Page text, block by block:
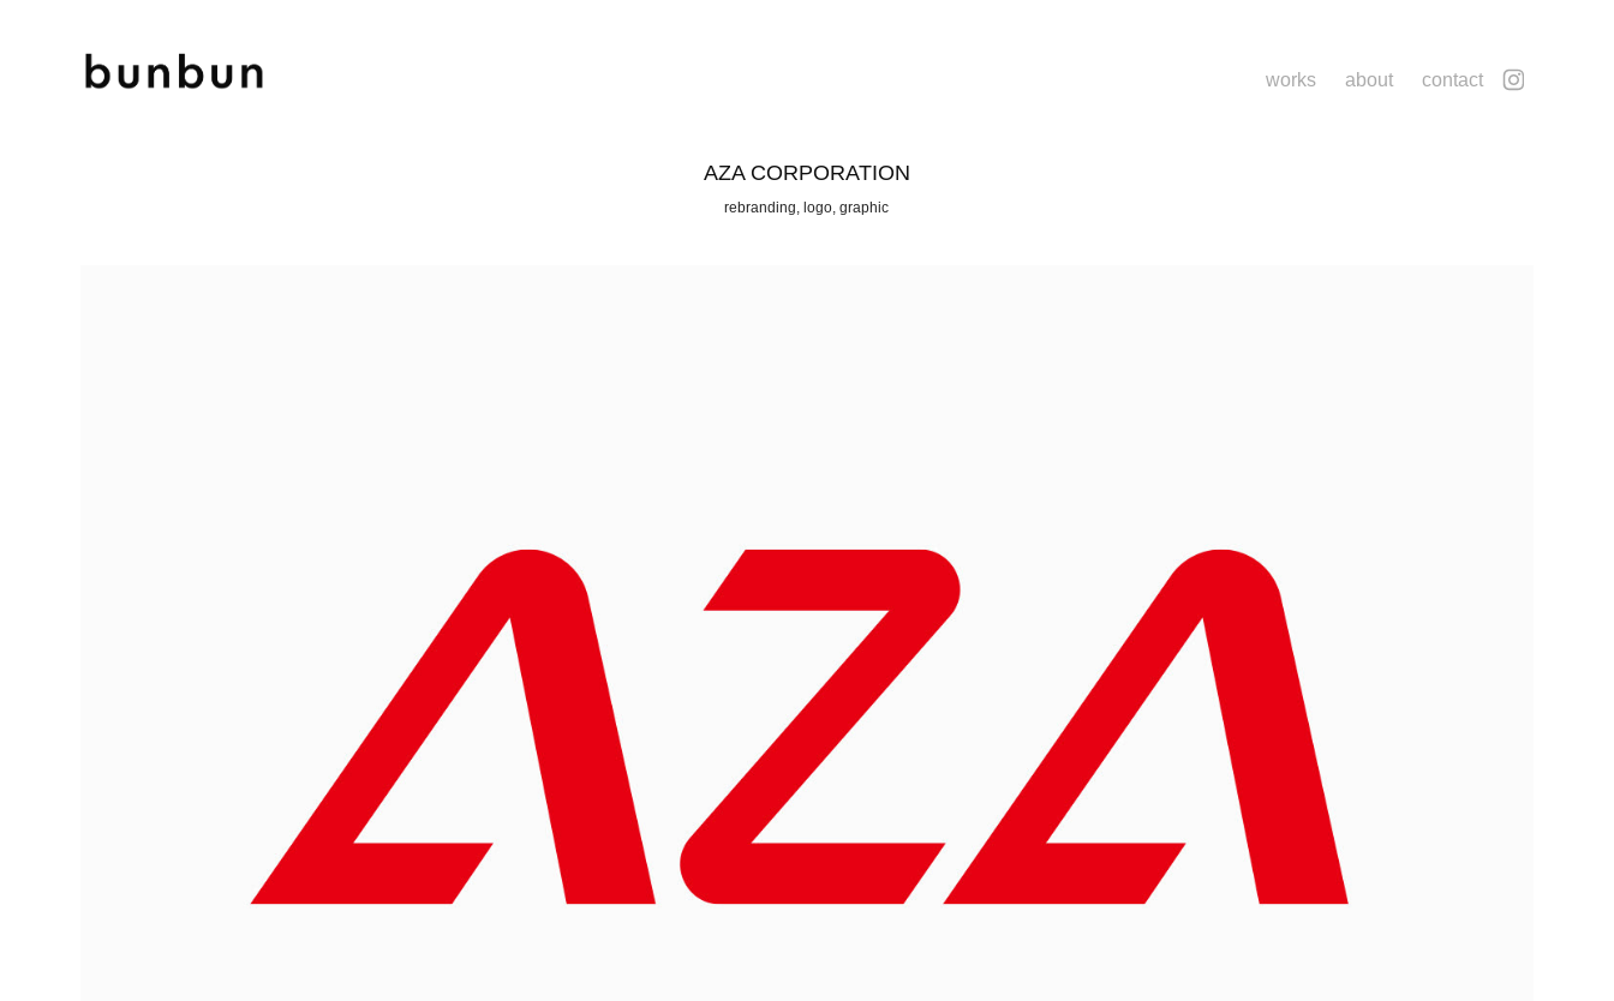
works about contact
AZA CORPORATION
rebranding, logo, graphic